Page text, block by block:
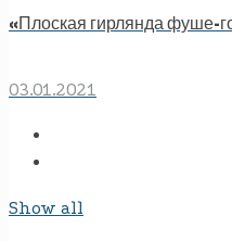
«Плоская гирлянда фуше-
03.01.2021
Show all